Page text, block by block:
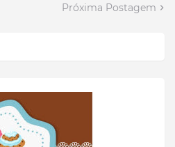
Próxima Postagem